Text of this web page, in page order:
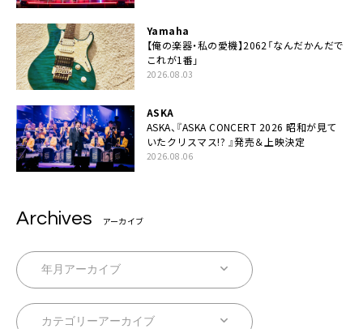
Yamaha
【俺の楽器・私の愛機】2062「なんだかんだで
これが1番」
2026.08.03
ASKA
ASKA、『ASKA CONCERT 2026 昭和が見て
いたクリスマス!? 』発売＆上映決定
2026.08.06
Archives アーカイブ